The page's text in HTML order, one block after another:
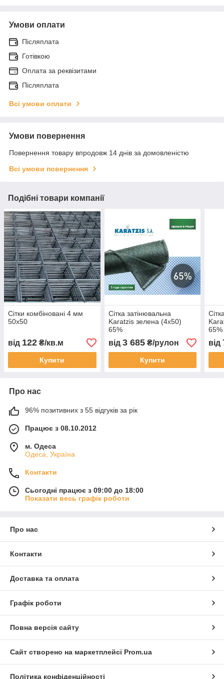
Умови оплати
Післяплата
Готівкою
Оплата за реквізитами
Післяплата
Всі умови оплати
Умови повернення
Повернення товару впродовж 14 днів за домовленістю
Всі умови повернення
Подібні товари компанії
Сітки комбіновані 4 мм
50х50
від 122 ₴/кв.м
Купити
Сітка затінювальна
Karatzis зелена (4х50)
65%
від 3 685₴/рулон
Купити
65%
від
Про нас
96% позитивних з 55 відгуків за рік
Працює з 08.10.2012
м. Одеса
Одеса, Україна
Контакти
Сьогодні працює з 09:00 до 18:00
Показати весь графік роботи
Про нас
Контакти
Доставка та оплата
Графік роботи
Повна версія сайту
Сайт створено на маркетплейсі Prom.ua
Політика конфіденційності